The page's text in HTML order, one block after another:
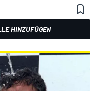
HINZUFÜGEN